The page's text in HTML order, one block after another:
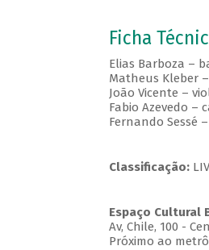
Ficha
Elias Barboza –
Matheus Kleber
João Vicente –
Fabio Azevedo –
Fernando Sessé
Classificação:
Espaço Cultural
Av, Chile, 100 -
Próximo ao